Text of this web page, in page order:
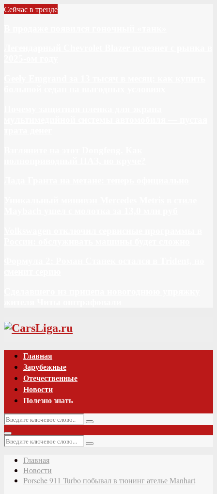
Сейчас в тренде
Vk
Главная
Зарубежные
Отечественные
Новости
Полезно знать
Искать:
Поиск
Основное
меню
Искать:
Поиск
Главная
Новости
Porsche 911 Turbo побывал в тюнинг ателье Manhart